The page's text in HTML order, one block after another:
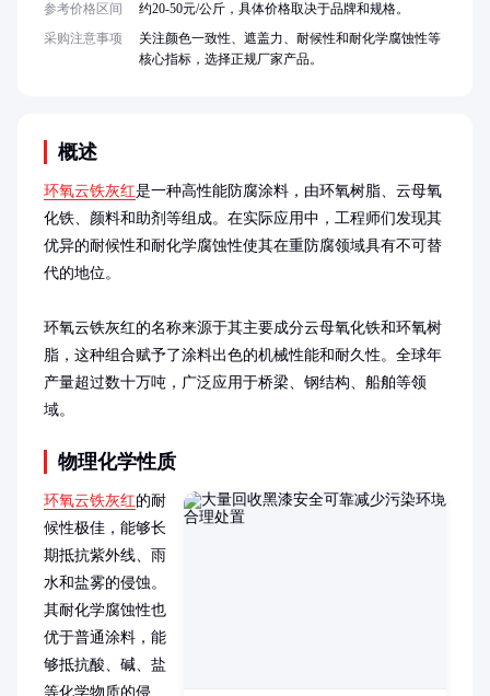
概述
环氧云铁灰红是一种高性能防腐涂料，由环氧树脂、云母氧
化铁、颜料和助剂等组成。在实际应用中，工程师们发现其
优异的耐候性和耐化学腐蚀性使其在重防腐领域具有不可替
代的地位。
环氧云铁灰红的名称来源于其主要成分云母氧化铁和环氧树
脂，这种组合赋予了涂料出色的机械性能和耐久性。全球年
产量超过数十万吨，广泛应用于桥梁、钢结构、船舶等领
域。
物理化学性质
环氧云铁灰红的耐
候性极佳，能够长
期抵抗紫外线、雨
水和盐雾的侵蚀。
其耐化学腐蚀性也
优于普通涂料，能
够抵抗酸、碱、盐
等化学物质的侵
参考价格区间
约20-50元/公斤，具体价格取决于品牌和规格。
采购注意事项
关注颜色一致性、遮盖力、耐候性和耐化学腐蚀性等
核心指标，选择正规厂家产品。